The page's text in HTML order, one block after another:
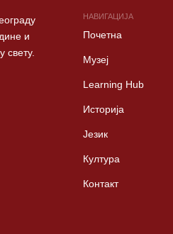
и
свету.
НАВИГАЦИЈА
Почетна
Музеј
Learning Hub
Историја
Језик
Култура
Контакт